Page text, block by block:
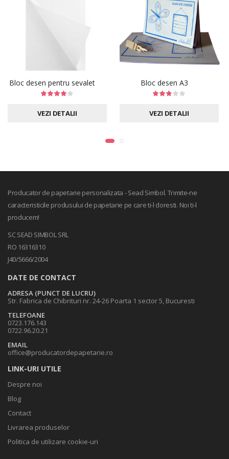
Bloc desen pentru sevalet
VEZI DETALII
Bloc desen A3
VEZI DETALII
Producator de papetarie personalizata - Sead Simbol. Trimite-ne
caracteristicile produsului de papetarie pe care ti-l doresti. Noi ti-l
producem!
SC SEAD SIMBOL SRL
RO 16316310
J40/5666/2004
DATE DE CONTACT
ADRESA (PUNCT DE LUCRU)
Str. Fabrica de Chibrituri nr. 24-26 Poarta 1 sector 5, Bucuresti
TELEFOANE
0723.176.143
0722.96.20.21
EMAIL
office@producatordepapetarie.ro
LINK-URI UTILE
Despre noi
Blog
Contact
Livrarea produselor
Politica de utilizare cookie-uri